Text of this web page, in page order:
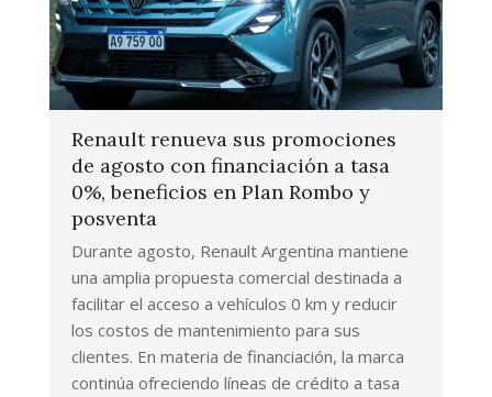
Renault renueva sus promociones
de agosto con financiación a tasa
0%, beneficios en Plan Rombo y
posventa
Durante agosto, Renault Argentina mantiene
una amplia propuesta comercial destinada a
facilitar el acceso a vehículos 0 km y reducir
los costos de mantenimiento para sus
clientes. En materia de financiación, la marca
continúa ofreciendo líneas de crédito a tasa